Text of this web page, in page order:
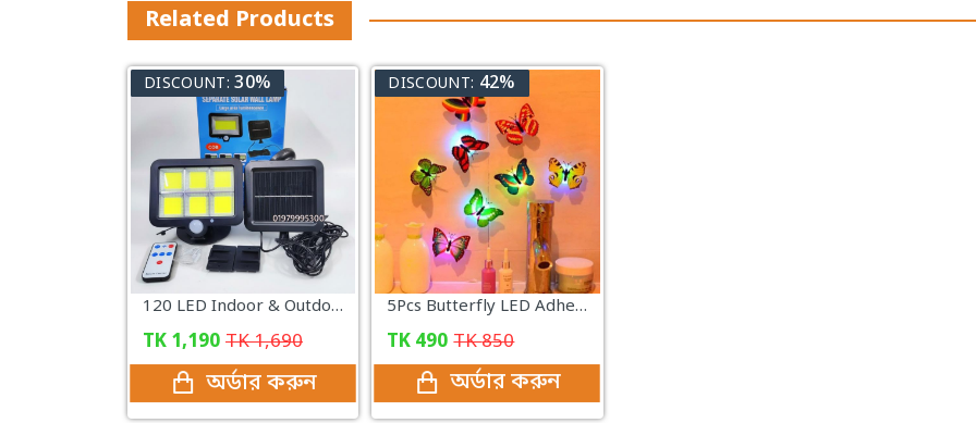
Related Products
DISCOUNT: 30%
120 LED Indoor & Outdoor Solar Charging Lamp with Solar Panel
TK 1,190 TK1,690
অর্ডার করুন
DISCOUNT: 42%
5Pcs Butterfly LED Adhesive Wall Decorative Light Beautiful Butterfly LED Light
TK 490 TK850
অর্ডার করুন